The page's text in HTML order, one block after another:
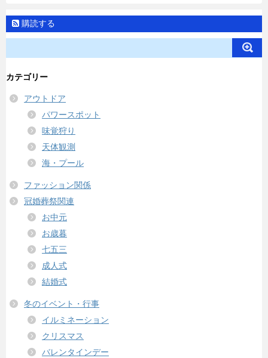
購読する
カテゴリー
アウトドア
パワースポット
味覚狩り
天体観測
海・プール
ファッション関係
冠婚葬祭関連
お中元
お歳暮
七五三
成人式
結婚式
冬のイベント・行事
イルミネーション
クリスマス
バレンタインデー